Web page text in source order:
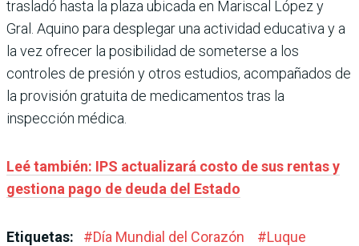
trasladó hasta la plaza ubicada en Mariscal López y
Gral. Aquino para desplegar una actividad educativa y a
la vez ofrecer la posibilidad de someterse a los
controles de presión y otros estudios, acompañados de
la provisión gratuita de medicamentos tras la
inspección médica.
Leé también: IPS actualizará costo de sus rentas y
gestiona pago de deuda del Estado
Etiquetas: #Día Mundial del Corazón #Luque